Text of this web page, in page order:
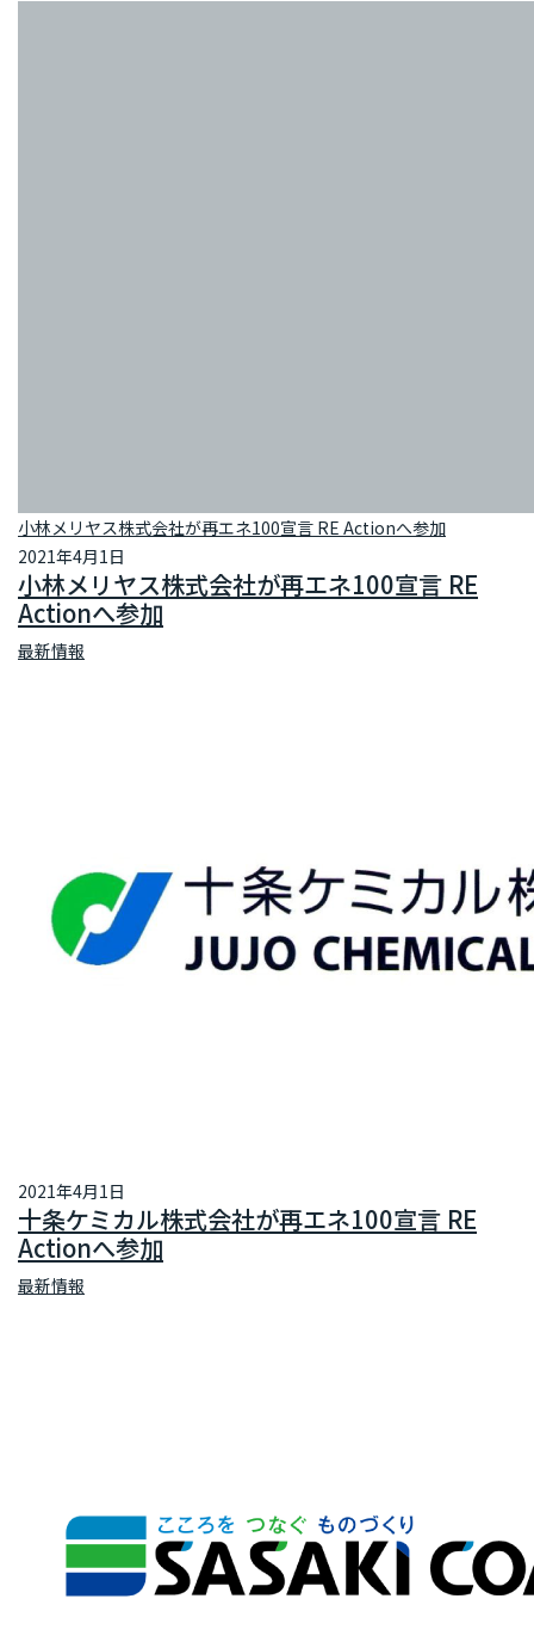
小林メリヤス株式会社が再エネ100宣言 RE Actionへ参加
2021年4月1日
小林メリヤス株式会社が再エネ100宣言 RE
Actionへ参加
最新情報
2021年4月1日
十条ケミカル株式会社が再エネ100宣言 RE
Actionへ参加
最新情報